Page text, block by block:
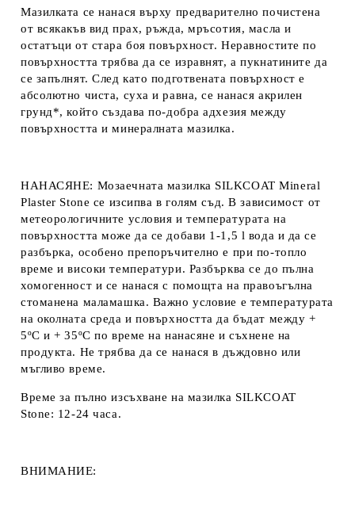
Мазилката се нанася върху предварително почистена
от всякакъв вид прах, ръжда, мръсотия, масла и
остатъци от стара боя повърхност. Неравностите по
повърхността трябва да се изравнят, а пукнатините да
се запълнят. След като подготвената повърхност е
абсолютно чиста, суха и равна, се нанася акрилен
грунд*, който създава по-добра адхезия между
повърхността и минералната мазилка.
НАНАСЯНЕ: Мозаечната мазилка SILKCOAT Mineral
Plaster Stone се изсипва в голям съд. В зависимост от
метеорологичните условия и температурата на
повърхността може да се добави 1-1,5 l вода и да се
разбърка, особено препоръчително е при по-топло
време и високи температури. Разбърква се до пълна
хомогенност и се нанася с помощта на правоъгълна
стоманена маламашка. Важно условие е температурата
на околната среда и повърхността да бъдат между +
5ºC и + 35ºC по време на нанасяне и съхнене на
продукта. Не трябва да се нанася в дъждовно или
мъгливо време.
Време за пълно изсъхване на мазилка SILKCOAT
Stone: 12-24 часа.
ВНИМАНИЕ: